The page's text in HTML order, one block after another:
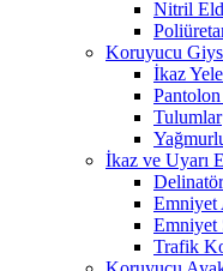
Nitril
Koruyucu
İkaz
Tulumlar
İkaz ve Uyarı
Emniyet
Emniyet
Trafik